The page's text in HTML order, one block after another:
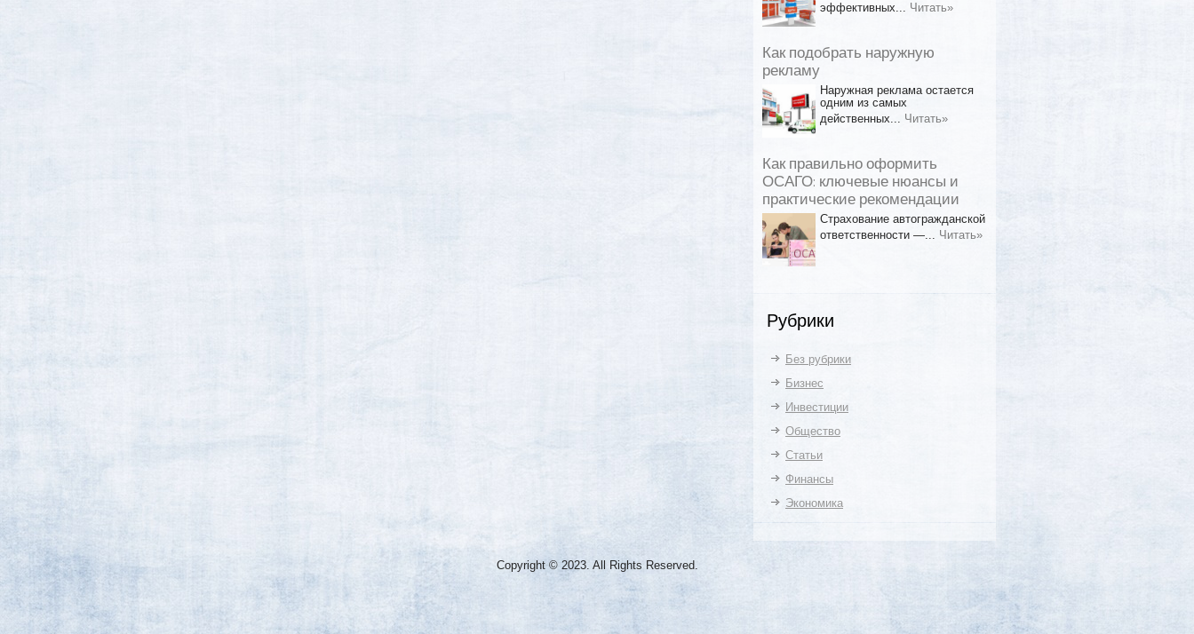
эффективных... Читать»
Как подобрать наружную
рекламу
Наружная реклама остается
одним из самых
действенных... Читать»
Как правильно оформить
ОСАГО: ключевые нюансы и
практические рекомендации
Страхование автогражданской
ответственности —... Читать»
Рубрики
Без рубрики
Бизнес
Инвестиции
Общество
Статьи
Финансы
Экономика
Copyright © 2023. All Rights Reserved.